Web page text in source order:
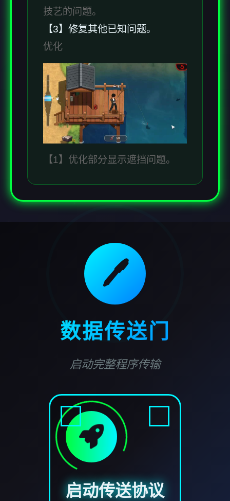
技艺的问题。
【3】修复其他已知问题。
优化
【1】优化部分显示遮挡问题。
🖊️
数据传送门
启动完整程序传输
启动传送协议